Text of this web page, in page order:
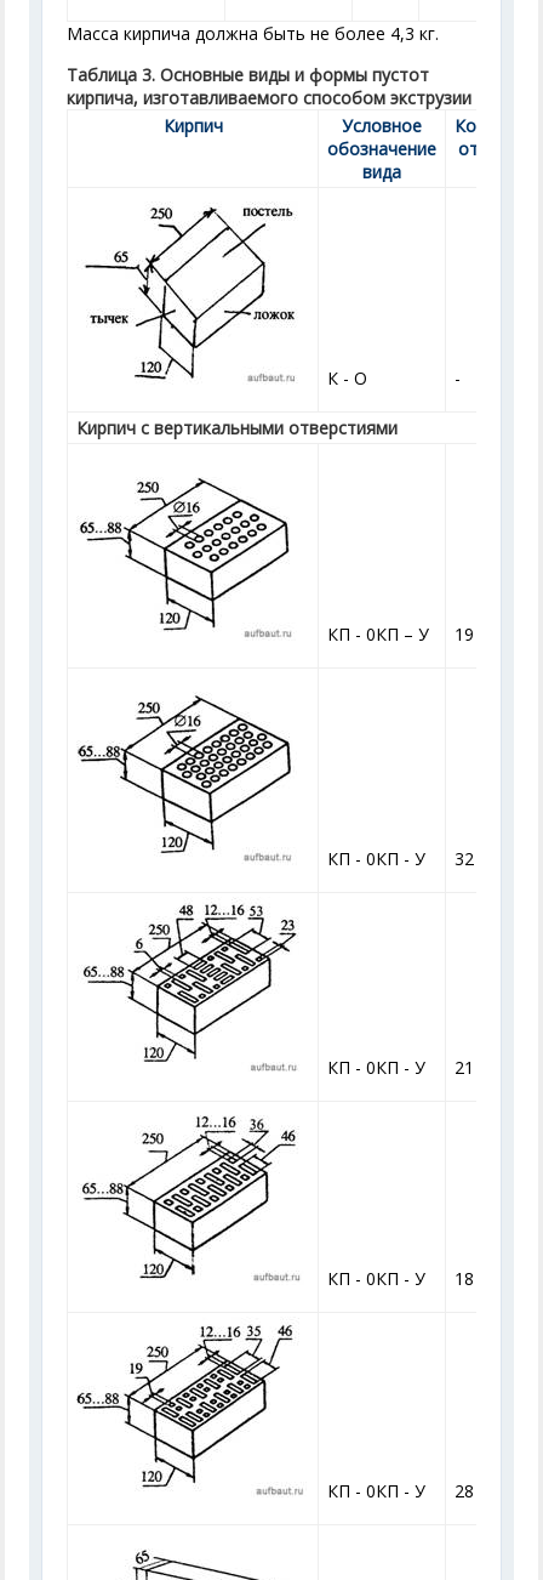
Масса кирпича должна быть не более 4,3 кг.
Таблица 3. Основные виды и формы пустот
кирпича, изготавливаемого способом экструзии
Кирпич
Условное
обозначение
вида
К - О -
Кирпич с вертикальными отверстиями
КП - 0КП – У 19
КП - 0КП - У 32
КП - 0КП - У 21
КП - 0КП - У 18
КП - 0КП - У 28